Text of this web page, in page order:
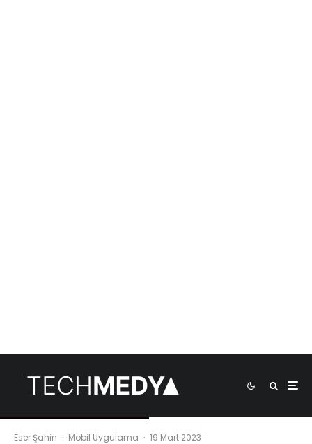
Eser Şahin · Mobil Uygulama · 19 Mart 2023